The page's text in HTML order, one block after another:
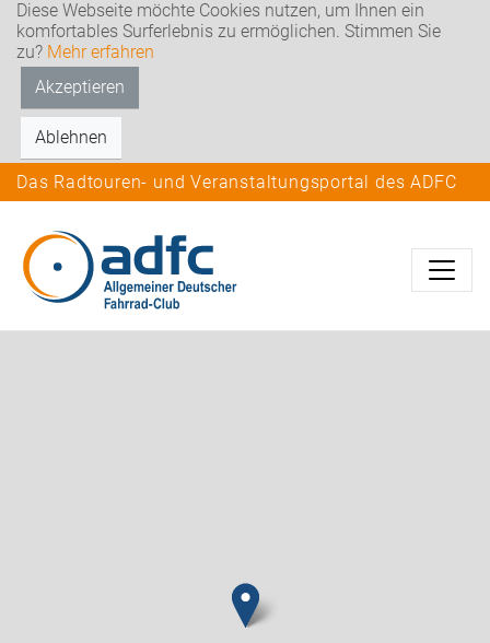
Diese Webseite möchte Cookies nutzen, um Ihnen ein
komfortables Surferlebnis zu ermöglichen. Stimmen Sie
zu? Mehr erfahren
Akzeptieren
Ablehnen
Das Radtouren- und Veranstaltungsportal des ADFC